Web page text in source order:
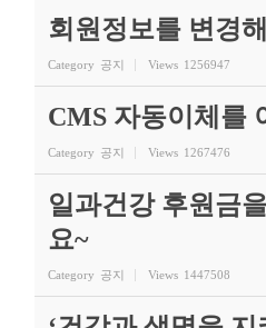
회원정보를 변경
Category 공지 Views 1256947
CMS 자동이체를
Category 공지 Views 1267476
일과건강 후원금
요~
Category 공지 Views 1447508